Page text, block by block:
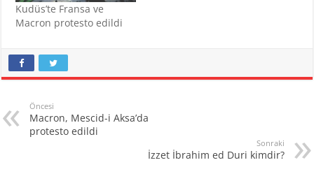
Kudüs’te Fransa ve
Macron protesto edildi
Öncesi
Macron, Mescid-i Aksa’da
protesto edildi
Sonraki
İzzet İbrahim ed Duri kimdir?